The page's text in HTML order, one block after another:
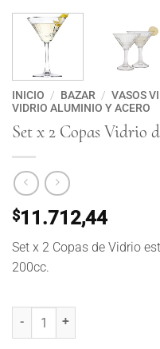
INICIO / BAZAR / VASOS
VIDRIO ALUMINIO Y ACERO
Set x 2 Copas Vidrio
$11.712,44
Set x 2 Copas de Vidrio
200cc.